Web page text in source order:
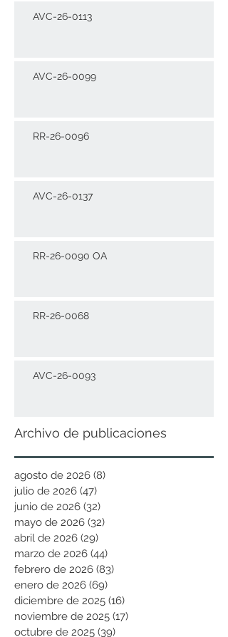
AVC-26-0113
AVC-26-0099
RR-26-0096
AVC-26-0137
RR-26-0090 OA
RR-26-0068
AVC-26-0093
Archivo de publicaciones
agosto de 2026 (8)
julio de 2026 (47)
junio de 2026 (32)
mayo de 2026 (32)
abril de 2026 (29)
marzo de 2026 (44)
febrero de 2026 (83)
enero de 2026 (69)
diciembre de 2025 (16)
noviembre de 2025 (17)
octubre de 2025 (39)